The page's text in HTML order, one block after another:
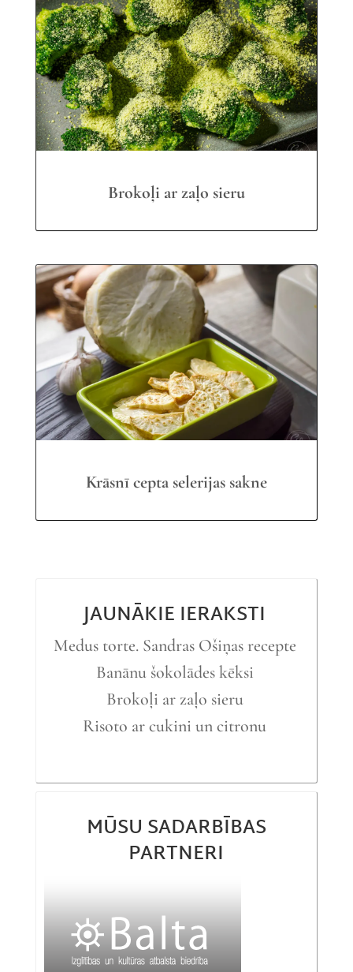
Brokoļi ar zaļo sieru
Krāsnī cepta selerijas sakne
JAUNĀKIE IERAKSTI
Medus torte. Sandras Ošiņas recepte
Banānu šokolādes kēksi
Brokoļi ar zaļo sieru
Risoto ar cukini un citronu
MŪSU SADARBĪBAS
PARTNERI